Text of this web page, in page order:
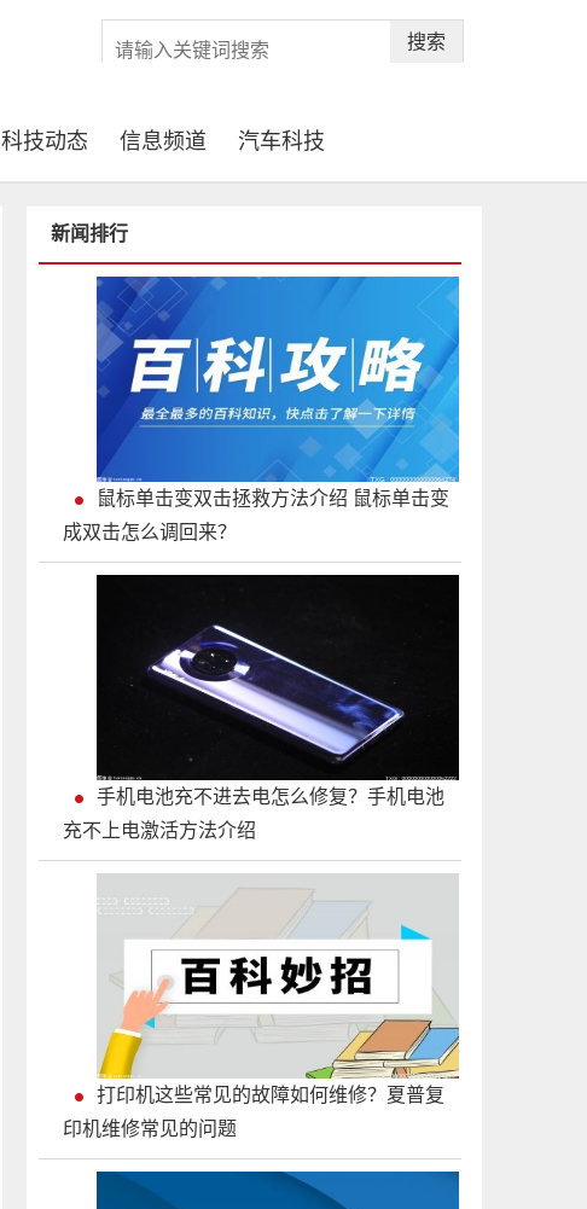
搜索
科技动态 信息频道 汽车科技
新闻排行
鼠标单击变双击拯救方法介绍 鼠标单击变
成双击怎么调回来？
手机电池充不进去电怎么修复？手机电池
充不上电激活方法介绍
打印机这些常见的故障如何维修？夏普复
印机维修常见的问题